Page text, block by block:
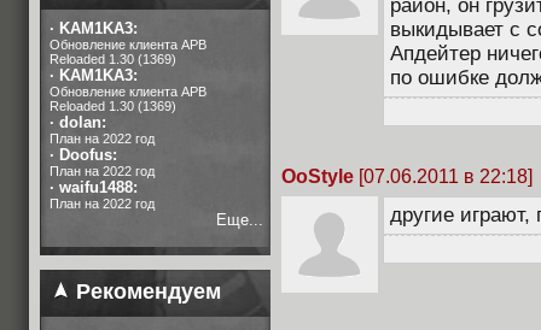
· KAM1KA3:
Обновление клиента APB
Reloaded 1.30 (1369)
· KAM1KA3:
Обновление клиента APB
Reloaded 1.30 (1369)
· dolan:
План на 2022 год
· Doofus:
План на 2022 год
· waifu1488:
План на 2022 год
Еще...
Рекомендуем
район, он
выкидывает с
Апдейтер
по ошибке
OoStyle [07.06.2011 в 22:18]
другие